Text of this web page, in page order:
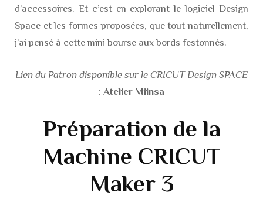
d’accessoires. Et c’est en explorant le logiciel Design
Space et les formes proposées, que tout naturellement,
j’ai pensé à cette mini bourse aux bords festonnés.
Lien du Patron disponible sur le CRICUT Design SPACE
: Atelier Miinsa
Préparation de la
Machine CRICUT
Maker 3